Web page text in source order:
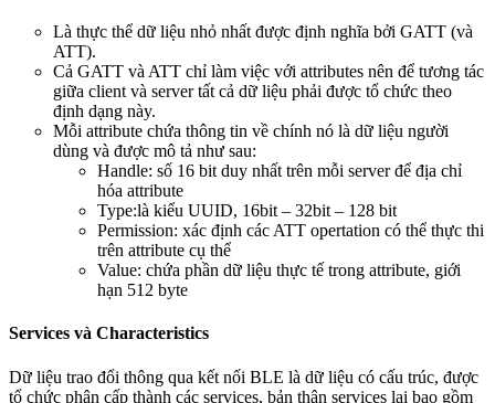
Là thực thể dữ liệu nhỏ nhất được định nghĩa bởi GATT (và
ATT).
Cả GATT và ATT chỉ làm việc với attributes nên để tương tác
giữa client và server tất cả dữ liệu phải được tổ chức theo
định dạng này.
Mỗi attribute chứa thông tin về chính nó là dữ liệu người
dùng và được mô tả như sau:
Handle: số 16 bit duy nhất trên mỗi server để địa chỉ
hóa attribute
Type:là kiểu UUID, 16bit – 32bit – 128 bit
Permission: xác định các ATT opertation có thể thực thi
trên attribute cụ thể
Value: chứa phần dữ liệu thực tế trong attribute, giới
hạn 512 byte
Services và Characteristics
Dữ liệu trao đổi thông qua kết nối BLE là dữ liệu có cấu trúc, được
tổ chức phân cấp thành các services, bản thân services lại bao gồm